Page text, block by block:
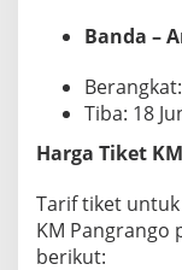
Banda –
Tiba: 18
Harga Tiket
Tarif tiket
KM Pangrango
berikut: